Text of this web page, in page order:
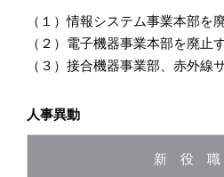
（１）情報システム事業本部を
（２）電子機器事業本部を廃止す
（３）接合機器事業部、赤外
人事異動
新 役